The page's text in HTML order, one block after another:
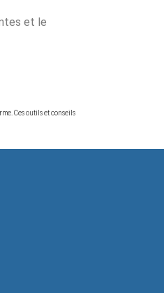
et le
Ces outils et conseils